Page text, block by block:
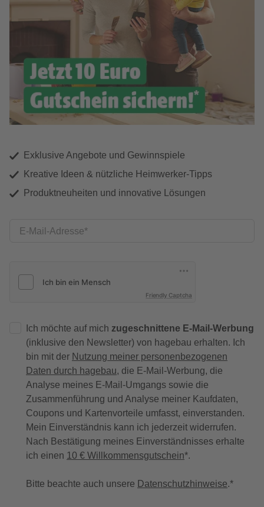
Exklusive Angebote und Gewinnspiele
Kreative Ideen & nützliche Heimwerker-Tipps
Produktneuheiten und innovative Lösungen
E-Mail-Adresse
Friendly Captcha
Ich möchte auf mich zugeschnittene E-Mail-Werbung
(inklusive den Newsletter) von hagebau erhalten. Ich
bin mit der Nutzung meiner personenbezogenen
Daten durch hagebau, die E-Mail-Werbung, die
Analyse meines E-Mail-Umgangs sowie die
Zusammenführung und Analyse meiner Kaufdaten,
Coupons und Kartenvorteile umfasst, einverstanden.
Mein Einverständnis kann ich jederzeit widerrufen.
Nach Bestätigung meines Einverständnisses erhalte
ich einen 10 € Willkommensgutschein*.
Bitte beachte auch unsere Datenschutzhinweise.